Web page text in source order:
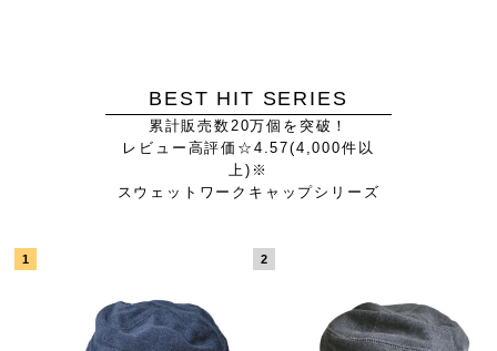
BEST HIT SERIES
累計販売数20万個を突破！
レビュー高評価☆4.57(4,000件以
上)※
スウェットワークキャップシリーズ